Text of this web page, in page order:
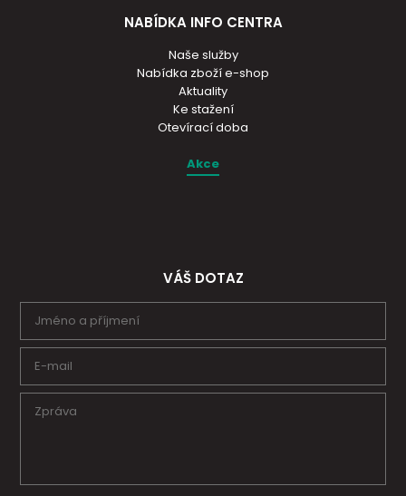
NABÍDKA INFO CENTRA
Naše služby
Nabídka zboží e-shop
Aktuality
Ke stažení
Otevírací doba
Akce
VÁŠ DOTAZ